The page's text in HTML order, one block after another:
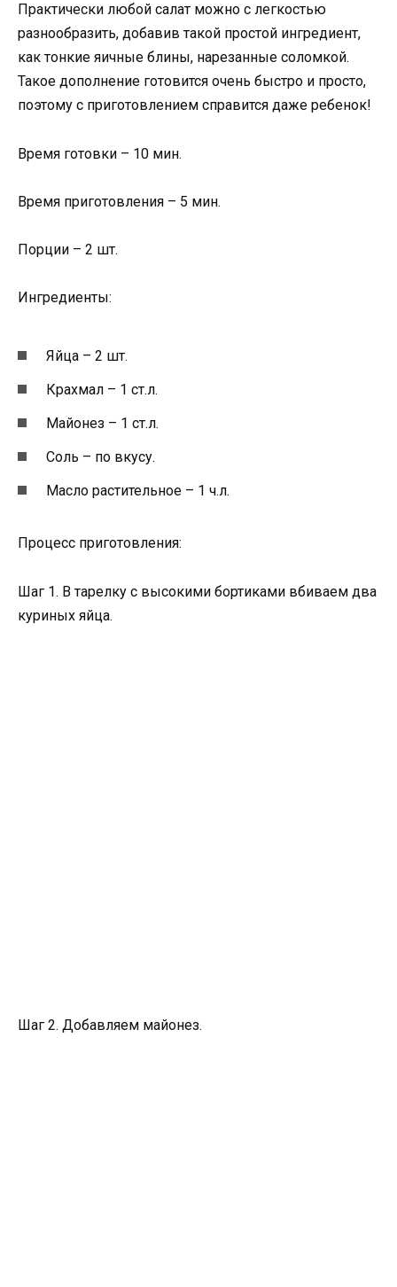
Практически любой салат можно с легкостью
разнообразить, добавив такой простой ингредиент,
как тонкие яичные блины, нарезанные соломкой.
Такое дополнение готовится очень быстро и просто,
поэтому с приготовлением справится даже ребенок!
Время готовки – 10 мин.
Время приготовления – 5 мин.
Порции – 2 шт.
Ингредиенты:
Яйца – 2 шт.
Крахмал – 1 ст.л.
Майонез – 1 ст.л.
Соль – по вкусу.
Масло растительное – 1 ч.л.
Процесс приготовления:
Шаг 1. В тарелку с высокими бортиками вбиваем два
куриных яйца.
Шаг 2. Добавляем майонез.